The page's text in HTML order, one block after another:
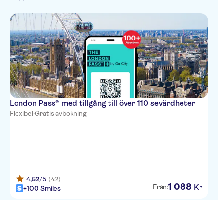
Stadsrundturer
London Pass® med tillgång till över 110 sevärdheter
Flexibel·Gratis avbokning
4,52/5 (42)
+100 Smiles
Från:1 088 Kr